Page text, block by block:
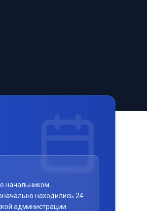
начальником
находились 24
администрации